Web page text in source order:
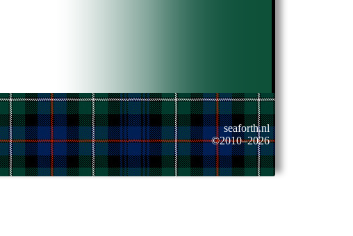
seaforth.nl
©2010–2026